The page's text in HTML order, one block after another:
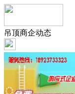
吊顶商企动态